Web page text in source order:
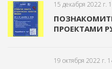
15 декабря 2022 г.
ПРОЕКТАМИ
19 октября 2022 г.